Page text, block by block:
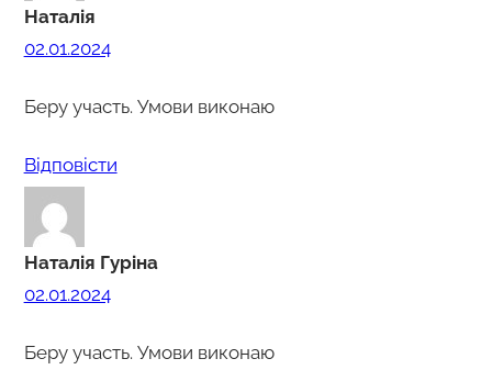
Наталія
02.01.2024
Беру участь. Умови виконаю
Відповіcти
Наталія Гуріна
02.01.2024
Беру участь. Умови виконаю